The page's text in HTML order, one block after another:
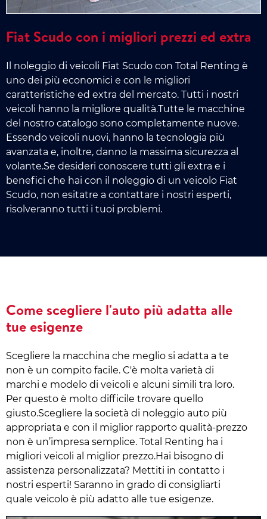
Fiat Scudo con i migliori prezzi ed extra
Il noleggio di veicoli Fiat Scudo con Total Renting è
uno dei più economici e con le migliori
caratteristiche ed extra del mercato. Tutti i nostri
veicoli hanno la migliore qualità.Tutte le macchine
del nostro catalogo sono completamente nuove.
Essendo veicoli nuovi, hanno la tecnologia più
avanzata e, inoltre, danno la massima sicurezza al
volante.Se desideri conoscere tutti gli extra e i
benefici che hai con il noleggio di un veicolo Fiat
Scudo, non esitatre a contattare i nostri esperti,
risolveranno tutti i tuoi problemi.
Come scegliere l'auto più adatta alle
tue esigenze
Scegliere la macchina che meglio si adatta a te
non è un compito facile. C'è molta varietà di
marchi e modelo di veicoli e alcuni simili tra loro.
Per questo è molto difficile trovare quello
giusto.Scegliere la società di noleggio auto più
appropriata e con il miglior rapporto qualità-prezzo
non è un’impresa semplice. Total Renting ha i
migliori veicoli al miglior prezzo.Hai bisogno di
assistenza personalizzata? Mettiti in contatto i
nostri esperti! Saranno in grado di consigliarti
quale veicolo è più adatto alle tue esigenze.